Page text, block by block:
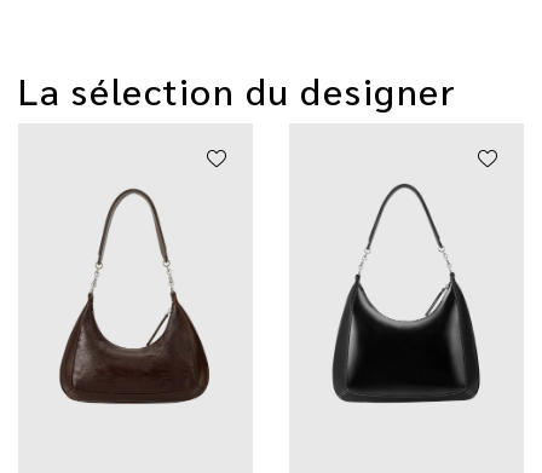
La sélection du designer